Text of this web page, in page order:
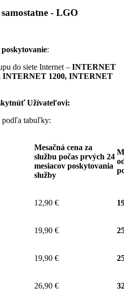
- LGO
:
do siete Internet – INTERNET
INTERNET 1200, INTERNET
Užívateľovi:
podľa tabuľky:
Mesačná cena za
službu počas prvých 24
mesiacov poskytovania
služby
12,90 €
19,90 €
19,90 €
26,90 €